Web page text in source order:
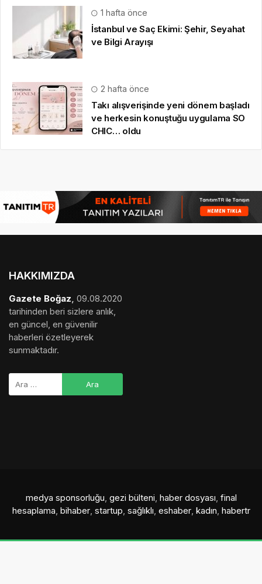
1 hafta önce
İstanbul ve Saç Ekimi: Şehir, Seyahat
ve Bilgi Arayışı
2 hafta önce
Takı alışverişinde yeni dönem başladı
ve herkesin konuştuğu uygulama SO
CHIC… oldu
HAKKIMIZDA
Gazete Boğaz, 09.08.2020
tarihinden beri sizlere anlık,
en güncel, en güvenilir
haberleri özetleyerek
sunmaktadır.
medya sponsorluğu, gezi bülteni, haber dosyası, final
hesaplama, bihaber, startup, sağlıklı, eshaber, kadın, habertr